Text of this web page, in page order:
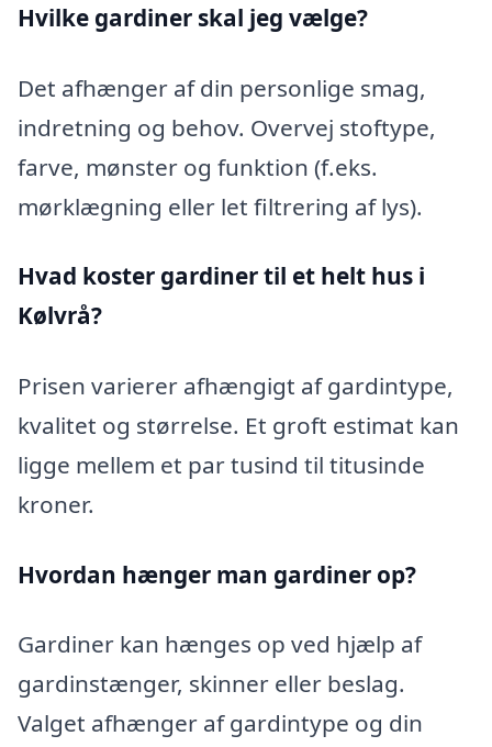
Hvilke gardiner skal jeg vælge?
Det afhænger af din personlige smag,
indretning og behov. Overvej stoftype,
farve, mønster og funktion (f.eks.
mørklægning eller let filtrering af lys).
Hvad koster gardiner til et helt hus i
Kølvrå?
Prisen varierer afhængigt af gardintype,
kvalitet og størrelse. Et groft estimat kan
ligge mellem et par tusind til titusinde
kroner.
Hvordan hænger man gardiner op?
Gardiner kan hænges op ved hjælp af
gardinstænger, skinner eller beslag.
Valget afhænger af gardintype og din